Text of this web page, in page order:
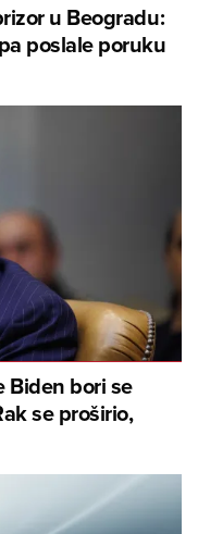
u Beogradu:
poslale poruku
Biden bori se
se proširio,